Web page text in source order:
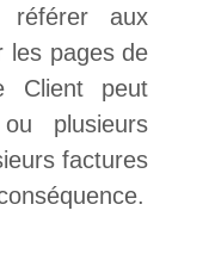
aux
les pages de
Client peut
plusieurs
factures